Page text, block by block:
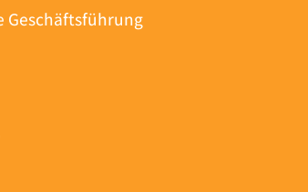
Geschäftsführung